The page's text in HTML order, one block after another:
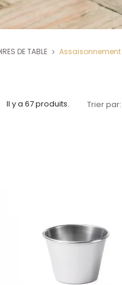
DE TABLE Assaisonnement
Il y a 67 produits. Trier par: